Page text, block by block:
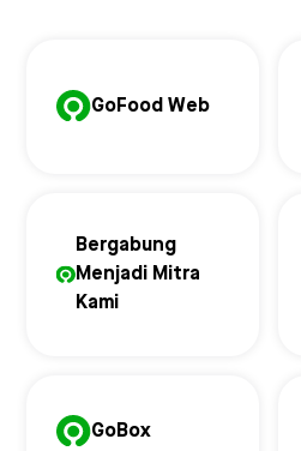
GoFood Web
Bergabung
Menjadi Mitra
Kami
GoBox